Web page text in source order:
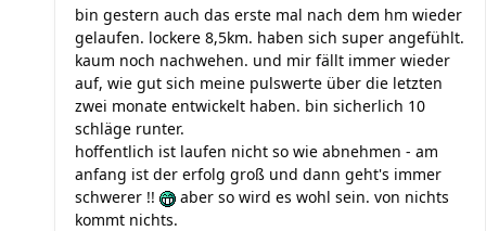
bin gestern auch das erste mal nach dem hm wieder
gelaufen. lockere 8,5km. haben sich super angefühlt.
kaum noch nachwehen. und mir fällt immer wieder
auf, wie gut sich meine pulswerte über die letzten
zwei monate entwickelt haben. bin sicherlich 10
schläge runter.
hoffentlich ist laufen nicht so wie abnehmen - am
anfang ist der erfolg groß und dann geht's immer
schwerer !!
aber so wird es wohl sein. von nichts
kommt nichts.